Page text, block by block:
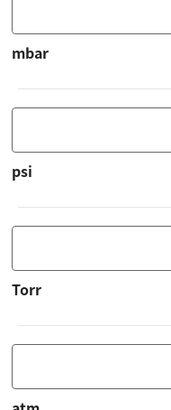
mbar
psi
Torr